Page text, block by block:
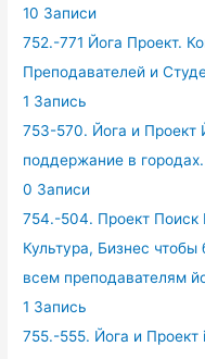
10 Записи
752.-771 Йога Проект.
Преподавателей и
1 Запись
753-570. Йога и Проект
поддержание в городах.
0 Записи
754.-504. Проект
Культура, Бизнес чтобы
всем преподавателям
1 Запись
755.-555. Йога и Проект